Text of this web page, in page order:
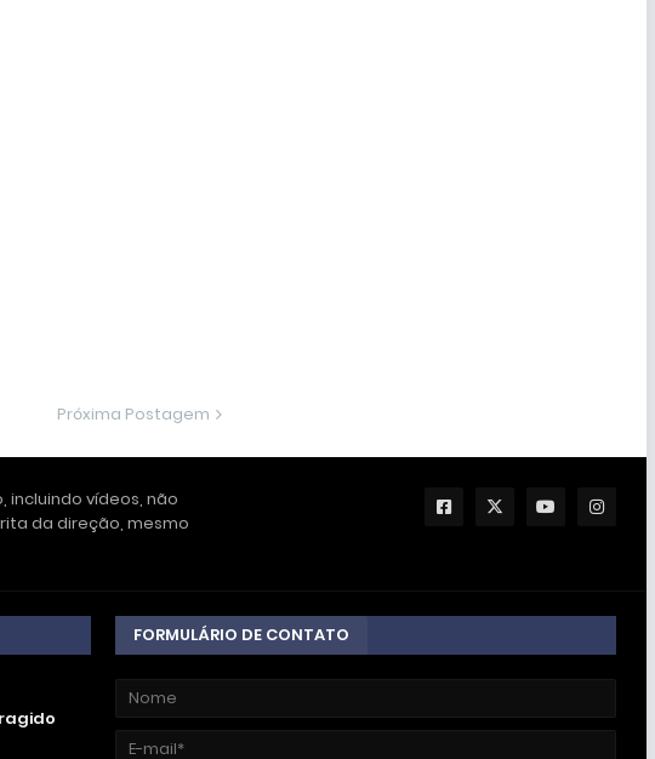
Próxima Postagem
incluindo vídeos, não
da direção, mesmo
FORMULÁRIO DE CONTATO